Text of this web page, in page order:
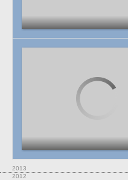
2013
2012